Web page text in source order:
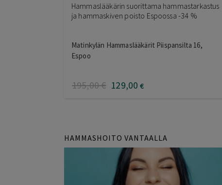
Hammaslääkärin suorittama hammastarkastus
ja hammaskiven poisto Espoossa -34 %
Matinkylän Hammaslääkärit Piispansilta 16,
Espoo
195,00€ 129,00 €
HAMMASHOITO VANTAALLA